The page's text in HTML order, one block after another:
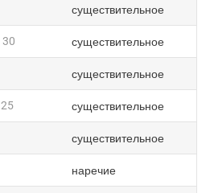
существительное
30 существительное
существительное
25 существительное
существительное
наречие